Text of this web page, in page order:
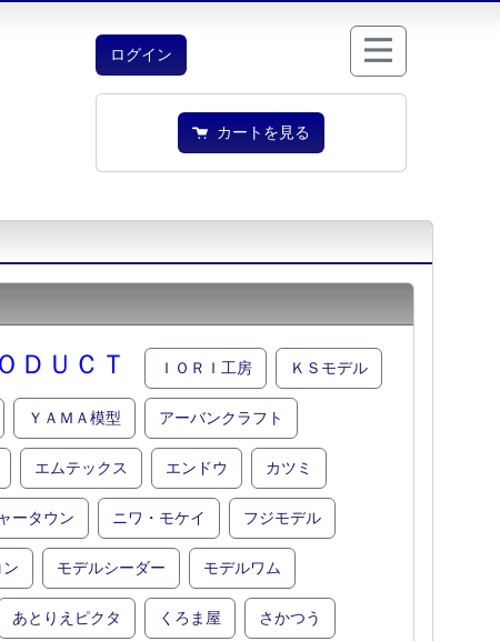
ログイン
カートを見る
ＵＣＴ ＩＯＲＩ工房 ＫＳモデル
ＹＡＭＡ模型 アーバンクラフト
エムテックス エンドウ カツミ
ータウン ニワ・モケイ フジモデル
モデルシーダー モデルワム
あとりえピクタ くろま屋 さかつう